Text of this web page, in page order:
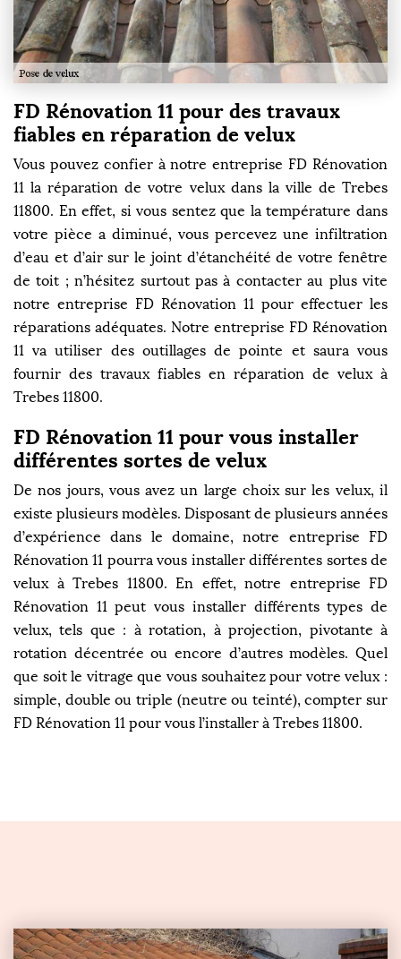
FD Rénovation 11 pour des travaux
fiables en réparation de velux
Vous pouvez confier à notre entreprise FD Rénovation
11 la réparation de votre velux dans la ville de Trebes
11800. En effet, si vous sentez que la température dans
votre pièce a diminué, vous percevez une infiltration
d’eau et d’air sur le joint d’étanchéité de votre fenêtre
de toit ; n’hésitez surtout pas à contacter au plus vite
notre entreprise FD Rénovation 11 pour effectuer les
réparations adéquates. Notre entreprise FD Rénovation
11 va utiliser des outillages de pointe et saura vous
fournir des travaux fiables en réparation de velux à
Trebes 11800.
FD Rénovation 11 pour vous installer
différentes sortes de velux
De nos jours, vous avez un large choix sur les velux, il
existe plusieurs modèles. Disposant de plusieurs années
d’expérience dans le domaine, notre entreprise FD
Rénovation 11 pourra vous installer différentes sortes de
velux à Trebes 11800. En effet, notre entreprise FD
Rénovation 11 peut vous installer différents types de
velux, tels que : à rotation, à projection, pivotante à
rotation décentrée ou encore d’autres modèles. Quel
que soit le vitrage que vous souhaitez pour votre velux :
simple, double ou triple (neutre ou teinté), compter sur
FD Rénovation 11 pour vous l’installer à Trebes 11800.